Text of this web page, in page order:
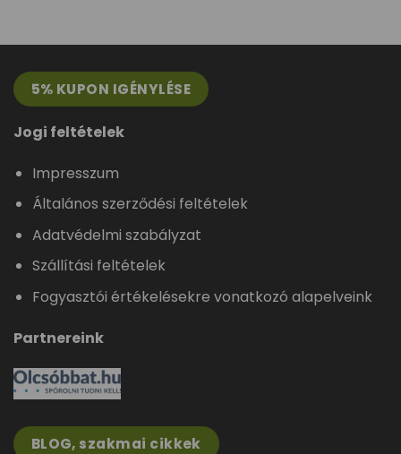
5% KUPON IGÉNYLÉSE
Jogi feltételek
Impresszum
Általános szerződési feltételek
Adatvédelmi szabályzat
Szállítási feltételek
Fogyasztói értékelésekre vonatkozó alapelveink
Partnereink
BLOG, szakmai cikkek